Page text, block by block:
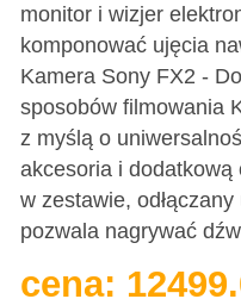
monitor i wizjer
komponować ujęcia
Kamera Sony FX2 -
sposobów filmowania
z myślą o
akcesoria i dodatkową
w zestawie,
pozwala nagrywać
cena: